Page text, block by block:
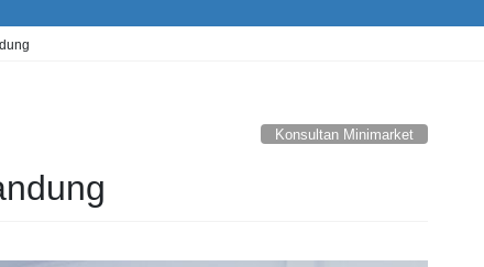
Konsultan Minimarket